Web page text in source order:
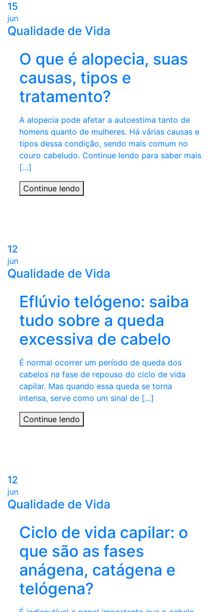
15
jun
Qualidade de Vida
O que é alopecia, suas
causas, tipos e
tratamento?
A alopecia pode afetar a autoestima tanto de
homens quanto de mulheres. Há várias causas e
tipos dessa condição, sendo mais comum no
couro cabeludo. Continue lendo para saber mais
[…]
Continue lendo
12
jun
Qualidade de Vida
Eflúvio telógeno: saiba
tudo sobre a queda
excessiva de cabelo
É normal ocorrer um período de queda dos
cabelos na fase de repouso do ciclo de vida
capilar. Mas quando essa queda se torna
intensa, serve como um sinal de […]
Continue lendo
12
jun
Qualidade de Vida
Ciclo de vida capilar: o
que são as fases
anágena, catágena e
telógena?